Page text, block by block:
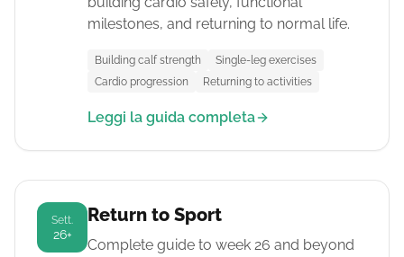
milestones, and returning to normal life.
Building calf strength
Single-leg exercises
Cardio progression
Returning to activities
Leggi la guida completa
Sett.
26+
Return to Sport
Complete guide to week 26 and beyond